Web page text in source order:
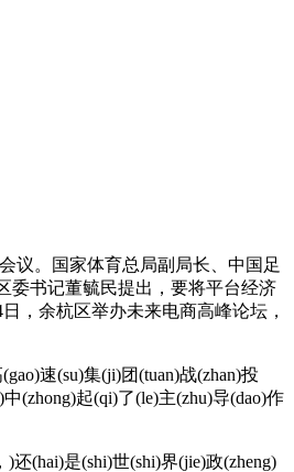
议。国家体育总局副局长、中国足
书记董毓民提出，要将平台经济
，余杭区举办未来电商高峰论坛，
速(su)集(ji)团(tuan)战(zhan)投
(zhong)起(qi)了(le)主(zhu)导(dao)作
(hai)是(shi)世(shi)界(jie)政(zheng)